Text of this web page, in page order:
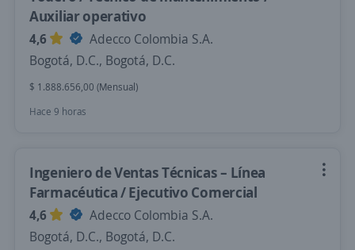
Auxiliar operativo
4,6
Adecco Colombia S.A.
Bogotá, D.C., Bogotá, D.C.
$ 1.888.656,00 (Mensual)
Hace 9 horas
Ingeniero de Ventas Técnicas – Línea
Farmacéutica / Ejecutivo Comercial
4,6
Adecco Colombia S.A.
Bogotá, D.C., Bogotá, D.C.